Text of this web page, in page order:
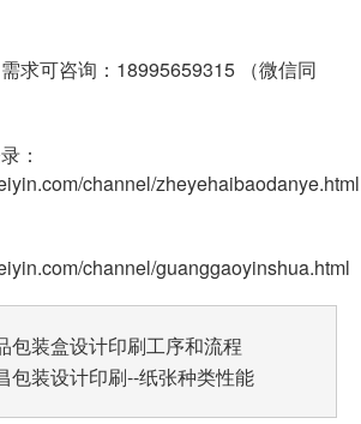
求可咨询：18995659315 （微信同
：
channel/zheyehaibaodanye.html
channel/guanggaoyinshua.html
包装盒设计印刷工序和流程
包装设计印刷--纸张种类性能